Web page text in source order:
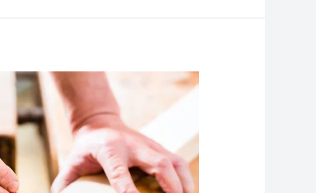
منجرة
الكويت
–
نجار-
نجار